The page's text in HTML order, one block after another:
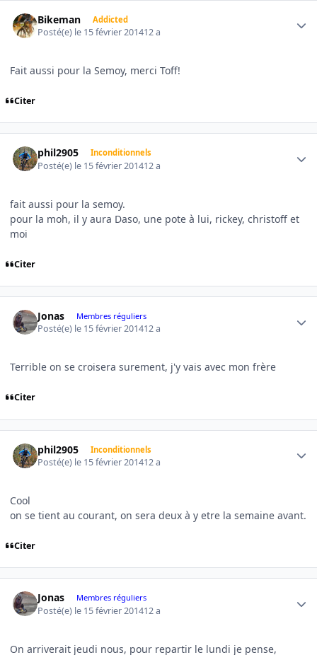
Bikeman Addicted
Posté(e) le 15 février 201412 a
Fait aussi pour la Semoy, merci Toff!
Citer
phil2905 Inconditionnels
Posté(e) le 15 février 201412 a
fait aussi pour la semoy.
pour la moh, il y aura Daso, une pote à lui, rickey, christoff et
moi
Citer
Jonas Membres réguliers
Posté(e) le 15 février 201412 a
Terrible on se croisera surement, j'y vais avec mon frère
Citer
phil2905 Inconditionnels
Posté(e) le 15 février 201412 a
Cool
on se tient au courant, on sera deux à y etre la semaine avant.
Citer
Jonas Membres réguliers
Posté(e) le 15 février 201412 a
On arriverait jeudi nous, pour repartir le lundi je pense,